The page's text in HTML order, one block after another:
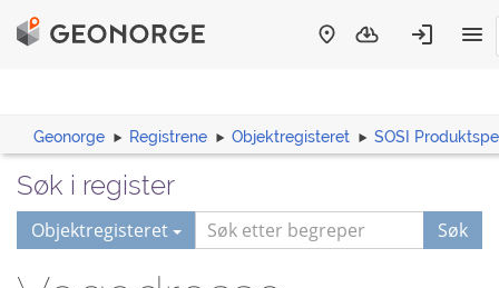
Geonorge Registrene Objektregisteret SOSI
Søk i register
Objektregisteret Søk